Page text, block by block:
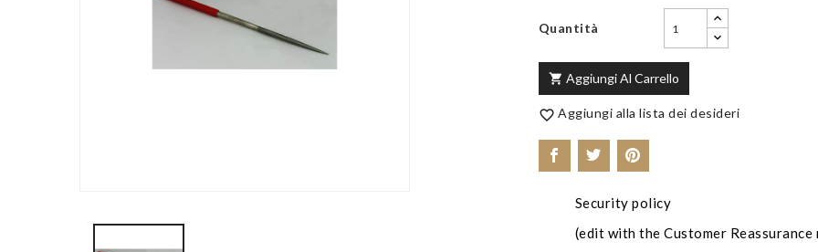
Quantità
 Aggiungi Al Carrello
 Aggiungi alla lista dei desideri
Security policy
(edit with the Customer Reassurance